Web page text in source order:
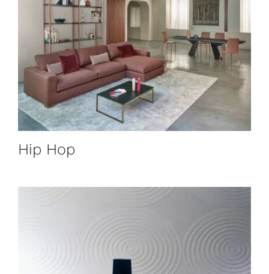
Hip Hop